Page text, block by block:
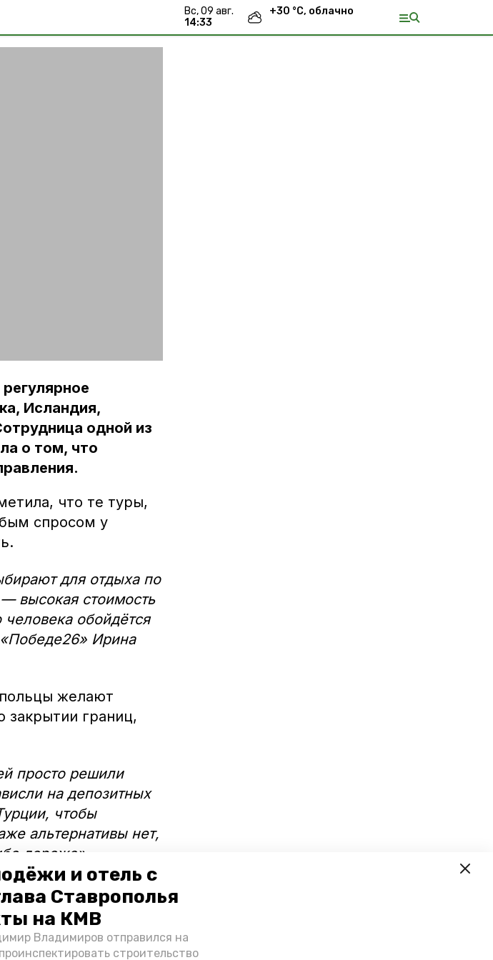
и отель с
Ставрополья
на КМВ
Владимиров отправился на
строительство
вс, 09 авг.
14:33
+30 °С, облачно
Исландия,
одной из
о том, что
что те туры,
спросом у
для отдыха по
высокая стоимость
обойдётся
«Победе26» Ирина
желают
закрытии границ,
просто решили
на депозитных
чтобы
альтернативы нет,
дороже», —
границ с
стали больше